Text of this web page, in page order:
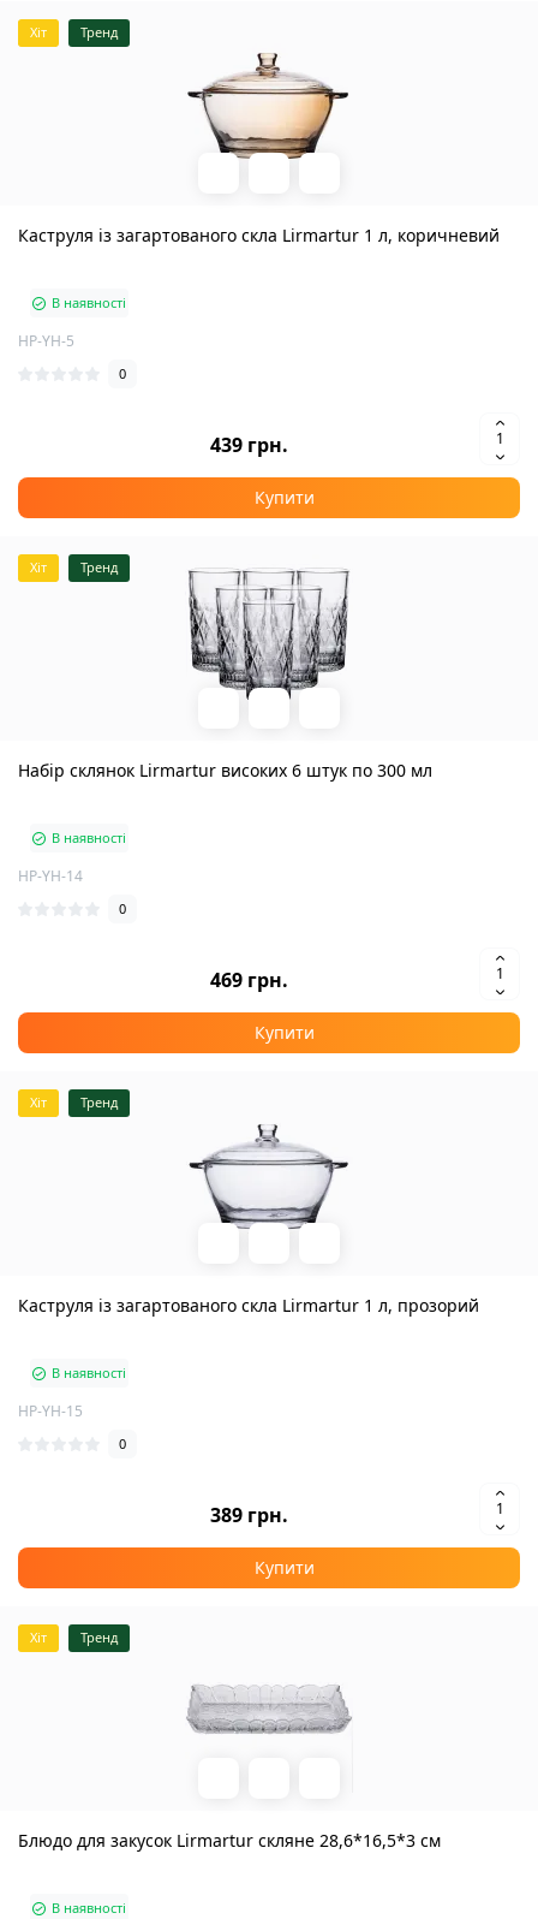
Хіт Тренд
Каструля із загартованого скла Lirmartur 1 л, коричневий
В наявності
HP-YH-5
0
439 грн.
Купити
Хіт Тренд
Набір склянок Lirmartur високих 6 штук по 300 мл
В наявності
HP-YH-14
0
469 грн.
Купити
Хіт Тренд
Каструля із загартованого скла Lirmartur 1 л, прозорий
В наявності
HP-YH-15
0
389 грн.
Купити
Хіт Тренд
Блюдо для закусок Lirmartur скляне 28,6*16,5*3 см
В наявності